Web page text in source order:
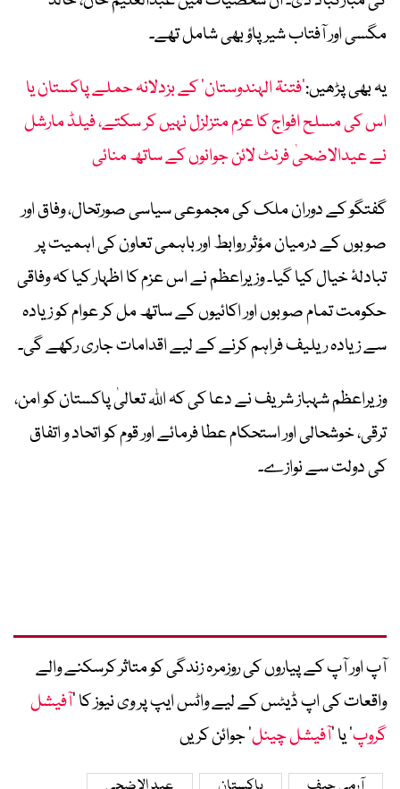
مگسی اور آفتاب شیرپاؤ بھی شامل تھے۔
یہ بھی پڑھیں:’فتنۃ الہندوستان‘ کے بزدلانہ حملے پاکستان یا
اس کی مسلح افواج کا عزم متزلزل نہیں کر سکتے، فیلڈ مارشل
نے عیدالاضحیٰ فرنٹ لائن جوانوں کے ساتھ منائی
گفتگو کے دوران ملک کی مجموعی سیاسی صورتحال، وفاق اور
صوبوں کے درمیان مؤثر روابط اور باہمی تعاون کی اہمیت پر
تبادلۂ خیال کیا گیا۔ وزیراعظم نے اس عزم کا اظہار کیا کہ وفاقی
حکومت تمام صوبوں اور اکائیوں کے ساتھ مل کر عوام کو زیادہ
سے زیادہ ریلیف فراہم کرنے کے لیے اقدامات جاری رکھے گی۔
وزیراعظم شہباز شریف نے دعا کی کہ اللہ تعالیٰ پاکستان کو امن،
ترقی، خوشحالی اور استحکام عطا فرمائے اور قوم کو اتحاد و اتفاق
کی دولت سے نوازے۔
آپ اور آپ کے پیاروں کی روزمرہ زندگی کو متاثر کرسکنے والے
واقعات کی اپ ڈیٹس کے لیے واٹس ایپ پر وی نیوز کا ’آفیشل
گروپ‘ یا ’آفیشل چینل‘ جوائن کریں